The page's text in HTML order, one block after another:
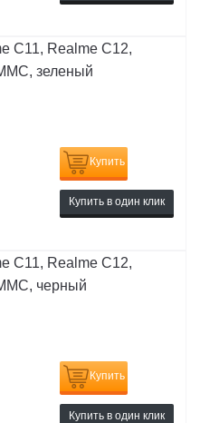
C11, Realme C12,
зеленый
Купить
Купить в один клик
C11, Realme C12,
черный
Купить
Купить в один клик